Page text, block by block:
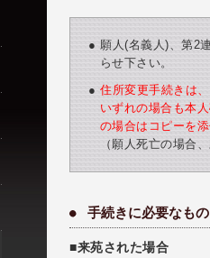
● 願人(名義人)、第2
らせ下さい。
● 住所変更手続きは
いずれの場合も本
の場合はコピーを
（願人死亡の場合
手続きに必要なもの
■来苑された場合